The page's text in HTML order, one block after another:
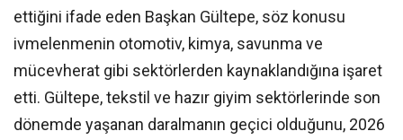
ettiğini ifade eden Başkan Gültepe, söz konusu
ivmelenmenin otomotiv, kimya, savunma ve
mücevherat gibi sektörlerden kaynaklandığına işaret
etti. Gültepe, tekstil ve hazır giyim sektörlerinde son
dönemde yaşanan daralmanın geçici olduğunu, 2026